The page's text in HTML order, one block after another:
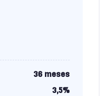
36 meses
3,5%